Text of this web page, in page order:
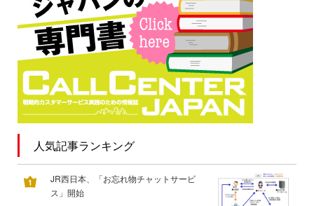
人気記事ランキング
JR西日本、「お忘れ物チャットサービ
ス」開始